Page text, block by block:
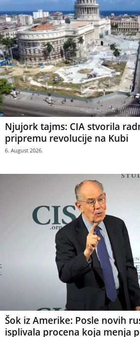
Njujork tajms: CIA stvorila
pripremu revolucije na Kubi
6. August 2026.
Šok iz Amerike: Posle novih
isplivala procena koja menja